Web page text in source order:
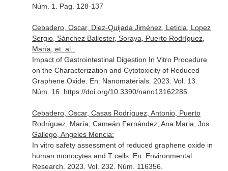
Núm. 1. Pag. 128-137
Cebadero, Oscar, Diez-Quijada Jiménez, Leticia, Lopez
Sergio, Sánchez Ballester, Soraya, Puerto Rodríguez,
María, et. al.:
Impact of Gastrointestinal Digestion In Vitro Procedure
on the Characterization and Cytotoxicity of Reduced
Graphene Oxide. En: Nanomaterials. 2023. Vol. 13.
Núm. 16. https://doi.org/10.3390/nano13162285
Cebadero, Oscar, Casas Rodríguez, Antonio, Puerto
Rodríguez, María, Cameán Fernández, Ana Maria, Jos
Gallego, Angeles Mencia:
In vitro safety assessment of reduced graphene oxide in
human monocytes and T cells. En: Environmental
Research . 2023. Vol. 232. Núm. 116356.